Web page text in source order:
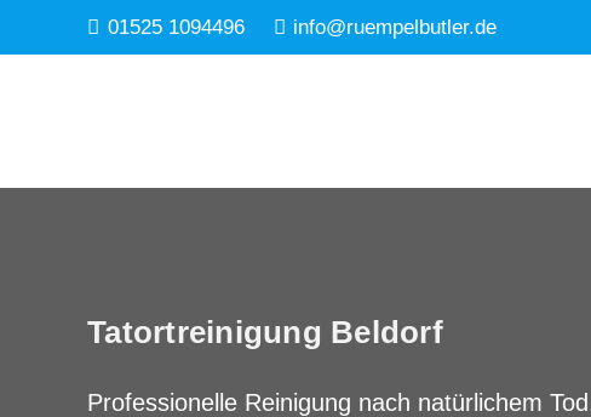
01525 1094496 info@ruempelbutler.de
Tatortreinigung Beldorf
Professionelle Reinigung nach natürlichem